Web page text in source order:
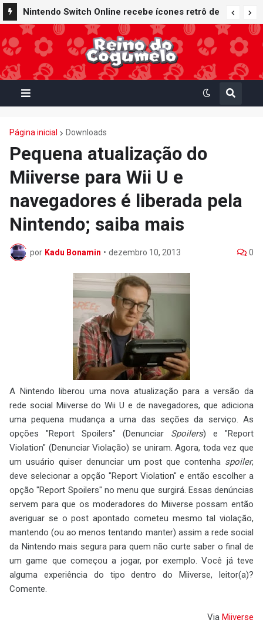
Nintendo Switch Online recebe ícones retrô de
Mario Paint (SNES) e Mario Kart: Super Circuit
(GBA)
Página inicial Downloads
Pequena atualização do
Miiverse para Wii U e
navegadores é liberada pela
Nintendo; saiba mais
por Kadu Bonamin • dezembro 10, 2013 0
A Nintendo liberou uma nova atualização para a versão da
rede social Miiverse do Wii U e de navegadores, que adiciona
uma pequena mudança a uma das seções da serviço. As
opções "Report Spoilers" (Denunciar Spoilers) e "Report
Violation" (Denunciar Violação) se uniram. Agora, toda vez que
um usuário quiser denunciar um post que contenha spoiler,
deve selecionar a opção "Report Violation" e então escolher a
opção "Report Spoilers" no menu que surgirá. Essas denúncias
servem para que os moderadores do Miiverse possam então
averiguar se o post apontado cometeu mesmo tal violação,
mantendo (ou ao menos tentando manter) assim a rede social
da Nintendo mais segura para quem não curte saber o final de
um game que começou a jogar, por exemplo. Você já teve
alguma experiência do tipo dentro do Miiverse, leitor(a)?
Comente.
Via Miiverse